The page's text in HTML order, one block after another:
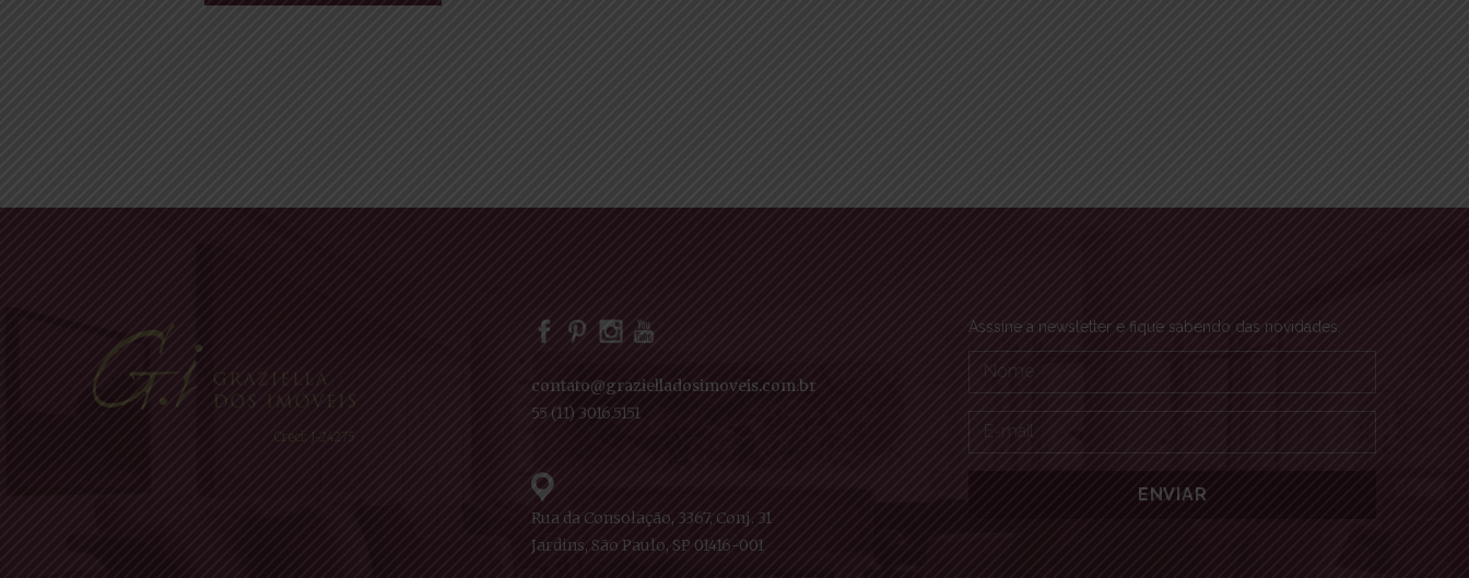
Creci: J-24275
contato@grazielladosimoveis.com.br
55 (11) 3016.5151
Rua da Consolação, 3367, Conj. 31
Jardins, São Paulo, SP 01416-001
Asssine a newsletter e fique sabendo das novidades.